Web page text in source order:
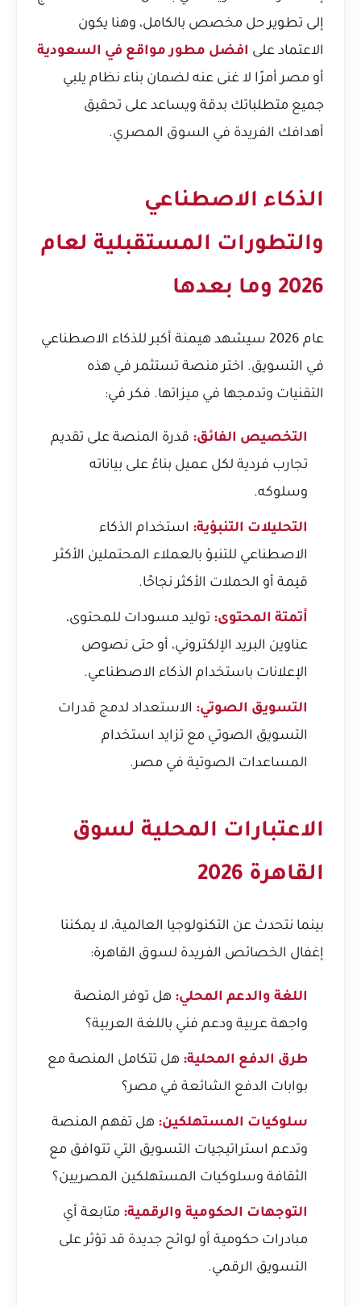
إلى تطوير حل مخصص بالكامل، وهنا يكون
الاعتماد على افضل مطور مواقع في السعودية
أو مصر أمرًا لا غنى عنه لضمان بناء نظام يلبي
جميع متطلباتك بدقة ويساعد على تحقيق
أهدافك الفريدة في السوق المصري.
الذكاء الاصطناعي
والتطورات المستقبلية لعام
2026 وما بعدها
عام 2026 سيشهد هيمنة أكبر للذكاء الاصطناعي
في التسويق. اختر منصة تستثمر في هذه
التقنيات وتدمجها في ميزاتها. فكر في:
التخصيص الفائق: قدرة المنصة على تقديم
تجارب فردية لكل عميل بناءً على بياناته
وسلوكه.
التحليلات التنبؤية: استخدام الذكاء
الاصطناعي للتنبؤ بالعملاء المحتملين الأكثر
قيمة أو الحملات الأكثر نجاحًا.
أتمتة المحتوى: توليد مسودات للمحتوى،
عناوين البريد الإلكتروني، أو حتى نصوص
الإعلانات باستخدام الذكاء الاصطناعي.
التسويق الصوتي: الاستعداد لدمج قدرات
التسويق الصوتي مع تزايد استخدام
المساعدات الصوتية في مصر.
الاعتبارات المحلية لسوق
القاهرة 2026
بينما نتحدث عن التكنولوجيا العالمية، لا يمكننا
إغفال الخصائص الفريدة لسوق القاهرة:
اللغة والدعم المحلي: هل توفر المنصة
واجهة عربية ودعم فني باللغة العربية؟
طرق الدفع المحلية: هل تتكامل المنصة مع
بوابات الدفع الشائعة في مصر؟
سلوكيات المستهلكين: هل تفهم المنصة
وتدعم استراتيجيات التسويق التي تتوافق مع
الثقافة وسلوكيات المستهلكين المصريين؟
التوجهات الحكومية والرقمية: متابعة أي
مبادرات حكومية أو لوائح جديدة قد تؤثر على
التسويق الرقمي.